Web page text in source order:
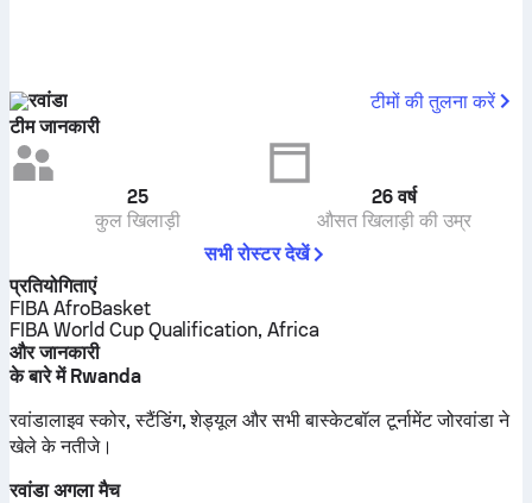
रवांडा
टीमों की तुलना करें
टीम जानकारी
25
कुल खिलाड़ी
26वर्ष
औसत खिलाड़ी की उम्र
सभी रोस्टर देखें
प्रतियोगिताएं
FIBA AfroBasket
FIBA World Cup Qualification, Africa
और जानकारी
के बारे में Rwanda
रवांडालाइव स्कोर, स्टैंडिंग, शेड्यूल और सभी बास्केटबॉल टूर्नामेंट जोरवांडा ने
खेले के नतीजे।
रवांडा अगला मैच